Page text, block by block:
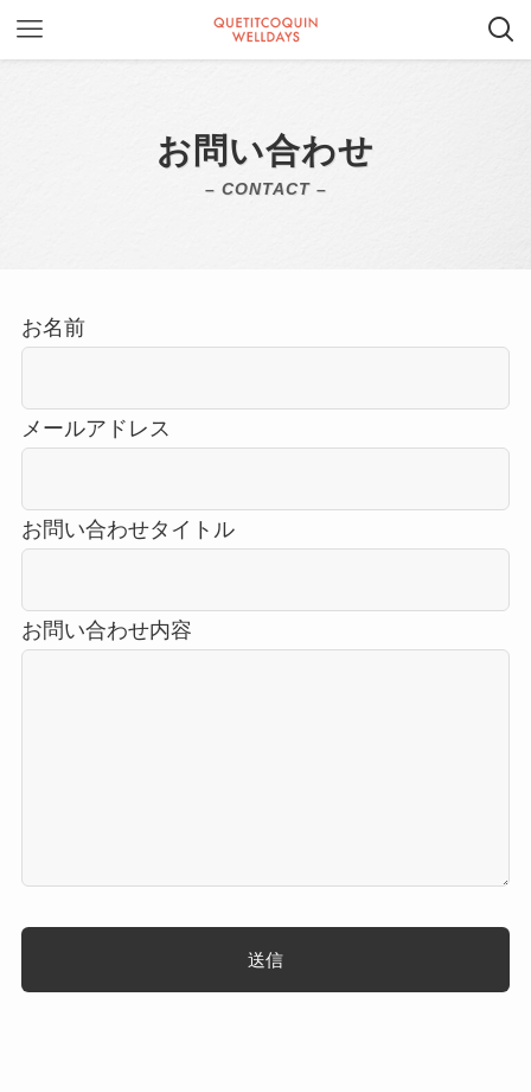
お問い合わせ
– CONTACT –
お名前
メールアドレス
お問い合わせタイトル
お問い合わせ内容